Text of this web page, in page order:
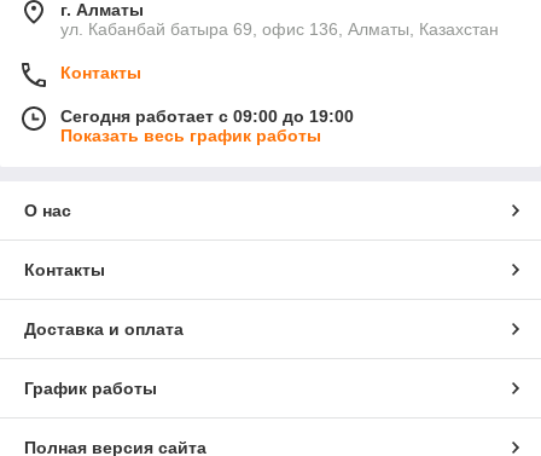
г. Алматы
ул. Кабанбай батыра 69, офис 136, Алматы, Казахстан
Контакты
Сегодня работает с 09:00 до 19:00
Показать весь график работы
О нас
Контакты
Доставка и оплата
График работы
Полная версия сайта